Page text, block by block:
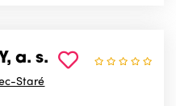
a. s.
Staré